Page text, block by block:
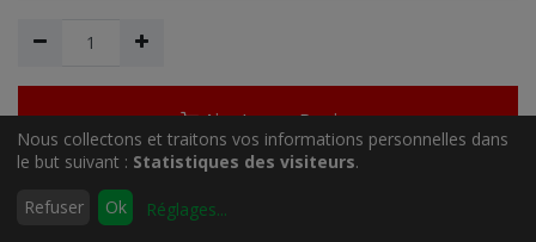
Rechercher
Ajouter au Panier
Ajouter à la liste de souhait
Nous collectons et traitons vos informations personnelles dans
le but suivant : Statistiques des visiteurs.
Refuser Ok Réglages...